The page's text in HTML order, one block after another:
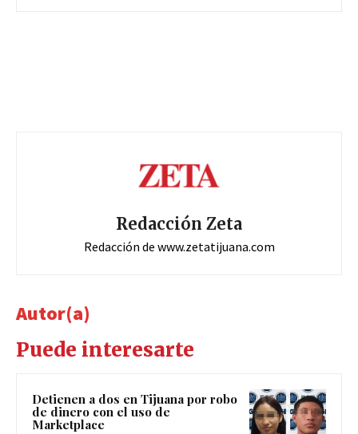
Redacción Zeta
Redacción de www.zetatijuana.com
Autor(a)
Puede interesarte
Detienen a dos en Tijuana por robo
de dinero con el uso de
Marketplace